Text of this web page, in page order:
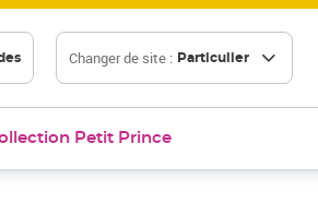
Changer de site : Particulier
Petit Prince